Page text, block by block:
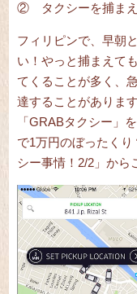
② タクシーを捕まえ
フィリピンで、早朝
い！やっと捕まえて
てくることが多く、
達することがありま
「GRABタクシー」
で1万円のぼったく
シー事情！2/2 」から